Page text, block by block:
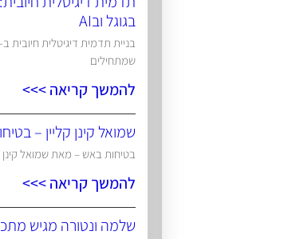
בגוגל ובAI
שמתחילים
להמשך קריאה >>>
שמואל קינן קליין –
בטיחות באש – מאת שמואל קינן
להמשך קריאה >>>
שלמה ונטורה מגיש